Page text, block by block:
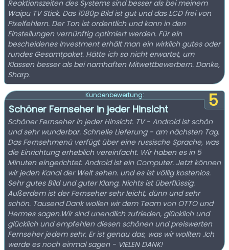
Reaktionszeiten des Systems sind besser als bei meinem
Waipu TV Stick. Das 1080p Bild ist gut und das LCD frei von
Pixelfehlern. Der Ton ist ordentlich und kann in den
Einstellungen vernünftig optimiert werden. Für ein
bescheidenes Investment erhält man ein wirklich gutes oder
rundes Gesamtpaket. Hätte ich so nicht erwartet, um
Klassen besser als bei namhaften Mitwettbewerbern. Danke,
Sharp.
5
Kundenbewertung:
Schöner Fernseher in jeder Hinsicht
Schöner Fernseher in jeder Hinsicht. TV - Android ist schön
und sehr wunderbar. Schnelle Lieferung - am nächsten Tag.
Das Fernsehmenü verfügt über eine russische Sprache, was
die Einrichtung erheblich vereinfacht. Wir haben es in 5
Minuten eingerichtet. Android ist ein Computer. Jetzt können
wir jeden Kanal der Welt sehen. und es ist völlig kostenlos.
Sehr gutes Bild und guter Klang. Nichts ist überflüssig.
Außerdem ist der Fernseher sehr leicht, dünn und sehr
schön. Tausend Dank wollen wir dem Team von OTTO und
Hermes sagen.Wir sind unendlich zufrieden, glücklich und
glücklich und empfehlen diesen schönen und preiswerten
Fernseher jedem sehr. Er ist genau das, was wir wollten .Ich
werde es noch einmal sagen - VIELEN DANK!